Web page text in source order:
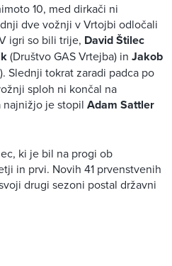
10, med dirkači ni
dve vožnji v Vrtojbi odločali
igri so bili trije, David Štilec
(Društvo GAS Vrtejba) in Jakob
Slednji tokrat zaradi padca po
sploh ni končal na
najnižjo je stopil Adam Sattler
ki je bil na progi ob
in prvi. Novih 41 prvenstvenih
drugi sezoni postal državni